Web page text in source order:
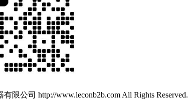
限公司 http://www.leconb2b.com All Rights Reserved.